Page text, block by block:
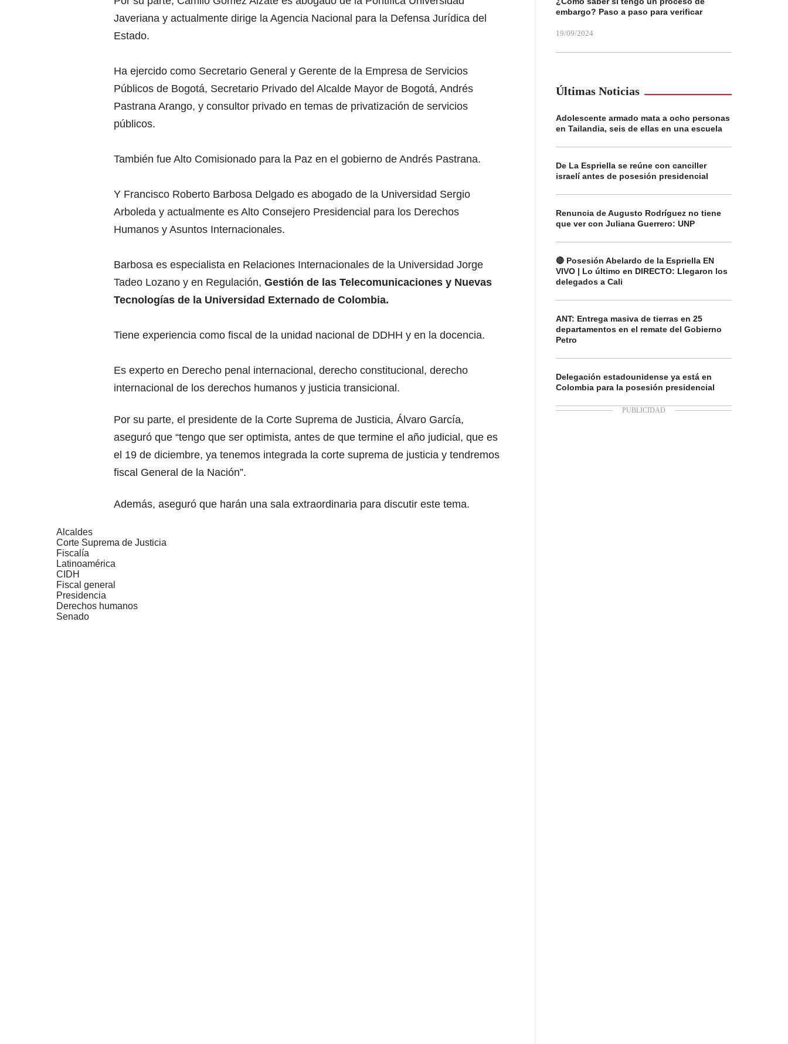
Javeriana y actualmente dirige la Agencia Nacional para la Defensa Jurídica del
Estado.
Ha ejercido como Secretario General y Gerente de la Empresa de Servicios
Públicos de Bogotá, Secretario Privado del Alcalde Mayor de Bogotá, Andrés
Pastrana Arango, y consultor privado en temas de privatización de servicios
públicos.
También fue Alto Comisionado para la Paz en el gobierno de Andrés Pastrana.
Y Francisco Roberto Barbosa Delgado es abogado de la Universidad Sergio
Arboleda y actualmente es Alto Consejero Presidencial para los Derechos
Humanos y Asuntos Internacionales.
Barbosa es especialista en Relaciones Internacionales de la Universidad Jorge
Tadeo Lozano y en Regulación, Gestión de las Telecomunicaciones y Nuevas
Tecnologías de la Universidad Externado de Colombia.
Tiene experiencia como fiscal de la unidad nacional de DDHH y en la docencia.
Es experto en Derecho penal internacional, derecho constitucional, derecho
internacional de los derechos humanos y justicia transicional.
Por su parte, el presidente de la Corte Suprema de Justicia, Álvaro García,
aseguró que “tengo que ser optimista, antes de que termine el año judicial, que es
el 19 de diciembre, ya tenemos integrada la corte suprema de justicia y tendremos
fiscal General de la Nación”.
Además, aseguró que harán una sala extraordinaria para discutir este tema.
Alcaldes
Corte Suprema de Justicia
Fiscalía
Latinoamérica
CIDH
Fiscal general
Presidencia
Derechos humanos
Senado
embargo? Paso a paso para verificar
19/09/2024
Últimas Noticias
Adolescente armado mata a ocho personas
en Tailandia, seis de ellas en una escuela
De La Espriella se reúne con canciller
israelí antes de posesión presidencial
Renuncia de Augusto Rodríguez no tiene
que ver con Juliana Guerrero: UNP
🔴 Posesión Abelardo de la Espriella EN
VIVO | Lo último en DIRECTO: Llegaron los
delegados a Cali
ANT: Entrega masiva de tierras en 25
departamentos en el remate del Gobierno
Petro
Delegación estadounidense ya está en
Colombia para la posesión presidencial